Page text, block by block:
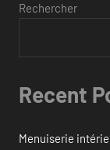
Rechercher
Recent
Menuiserie